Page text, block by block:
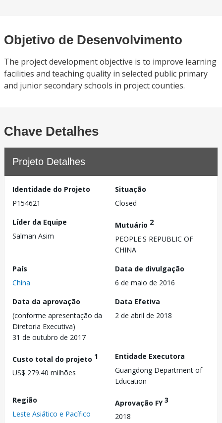
Objetivo de Desenvolvimento
The project development objective is to improve learning
facilities and teaching quality in selected public primary
and junior secondary schools in project counties.
Chave Detalhes
Projeto Detalhes
Identidade do Projeto
P154621
Situação
Closed
Líder da Equipe
Salman Asim
Mutuário 2
PEOPLE'S REPUBLIC OF
CHINA
País
China
Data de divulgação
6 de maio de 2016
Data da aprovação
(conforme apresentação da
Diretoria Executiva)
31 de outubro de 2017
Data Efetiva
2 de abril de 2018
Custo total do projeto 1
US$ 279.40 milhões
Entidade Executora
Guangdong Department of
Education
Região
Leste Asiático e Pacífico
Aprovação FY3
2018